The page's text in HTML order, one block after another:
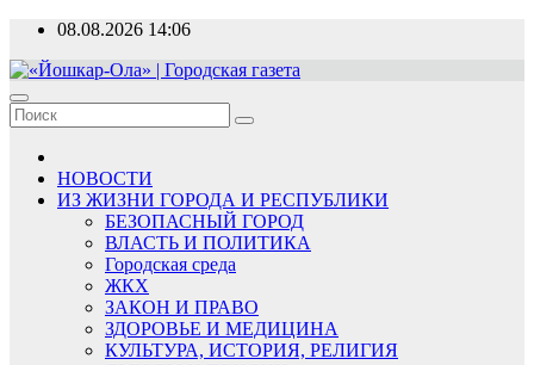
Перейти
содержимому
08.08.2026 14:06
«Йошкар-Ола» | Городская газета
Новости, события, люди
НОВОСТИ
ИЗ ЖИЗНИ ГОРОДА И РЕСПУБЛИКИ
БЕЗОПАСНЫЙ ГОРОД
ВЛАСТЬ И ПОЛИТИКА
Городская среда
ЖКХ
ЗАКОН И ПРАВО
ЗДОРОВЬЕ И МЕДИЦИНА
КУЛЬТУРА, ИСТОРИЯ, РЕЛИГИЯ